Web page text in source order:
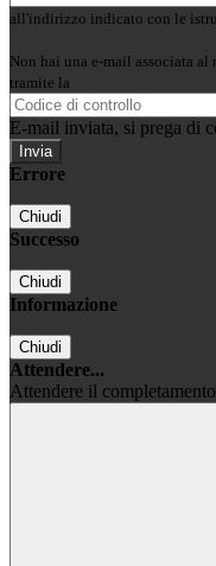
all'indirizzo indicato con le
Non hai una e-mail associata
tramite la
E-mail inviata, si prega di
Errore
Chiudi
Successo
Chiudi
Informazione
Chiudi
Attendere...
Attendere il